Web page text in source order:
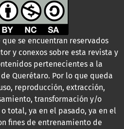
se encuentran reservados
y conexos sobre esta revista y
pertenecientes a la
Querétaro. Por lo que queda
reproducción, extracción,
transformación y/o
total, ya en el pasado, ya en el
fines de entrenamiento de